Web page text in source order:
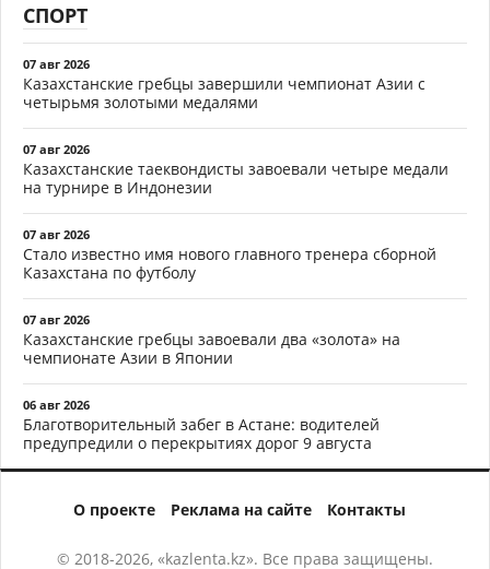
СПОРТ
07 авг 2026
Казахстанские гребцы завершили чемпионат Азии с
четырьмя золотыми медалями
07 авг 2026
Казахстанские таеквондисты завоевали четыре медали
на турнире в Индонезии
07 авг 2026
Стало известно имя нового главного тренера сборной
Казахстана по футболу
07 авг 2026
Казахстанские гребцы завоевали два «золота» на
чемпионате Азии в Японии
06 авг 2026
Благотворительный забег в Астане: водителей
предупредили о перекрытиях дорог 9 августа
О проекте Реклама на сайте Контакты
© 2018-2026, «kazlenta.kz». Все права защищены.